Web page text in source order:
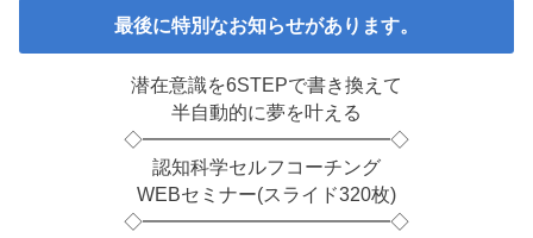
最後に特別なお知らせがあります。
潜在意識を6STEPで書き換えて
半自動的に夢を叶える
◇━━━━━━━━━━━━━◇
認知科学セルフコーチング
WEBセミナー(スライド320枚)
◇━━━━━━━━━━━━━◇